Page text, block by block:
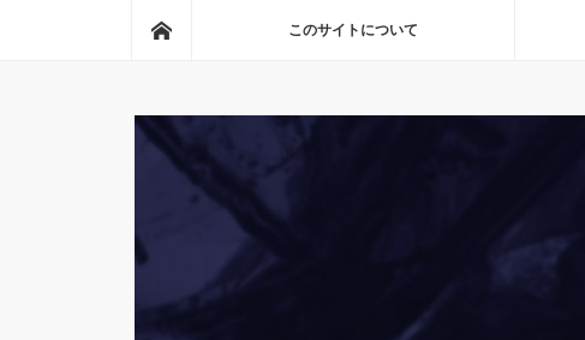
このサイトについて